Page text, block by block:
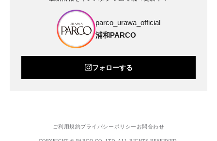
parco_urawa_official
浦和PARCO
フォローする
ご利用規約プライバシーポリシー お問合わせ